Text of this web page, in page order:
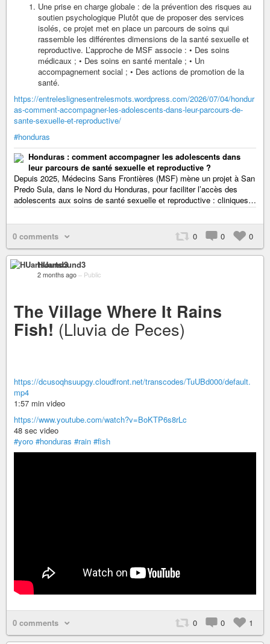
Une prise en charge globale : de la prévention des risques au
soutien psychologique Plutôt que de proposer des services
isolés, ce projet met en place un parcours de soins qui
rassemble les différentes dimensions de la santé sexuelle et
reproductive. L’approche de MSF associe : • Des soins
médicaux ; • Des soins en santé mentale ; • Un
accompagnement social ; • Des actions de promotion de la
santé.
https://entreleslignesentrelesmots.wordpress.com/2026/07/04/hondur
as-comment-accompagner-les-adolescents-dans-leur-parcours-de-
sante-sexuelle-et-reproductive/
#honduras
Honduras : comment accompagner les adolescents dans
leur parcours de santé sexuelle et reproductive ?
Depuis 2025, Médecins Sans Frontières (MSF) mène un projet à San
Predo Sula, dans le Nord du Honduras, pour faciliter l’accès des
adolescents aux soins de santé sexuelle et reproductive : cliniques…
0 comments 0 0 0
HUartsound3
2 months ago – Public
The Village Where It Rains
Fish! (Lluvia de Peces)
https://dcusoqhsuupgy.cloudfront.net/transcodes/TuUBd000/default.
mp4
1:57 min video
https://www.youtube.com/watch?v=BoKTP6s8rLc
48 sec video
#yoro #honduras #rain #fish
0 comments 0 0 1